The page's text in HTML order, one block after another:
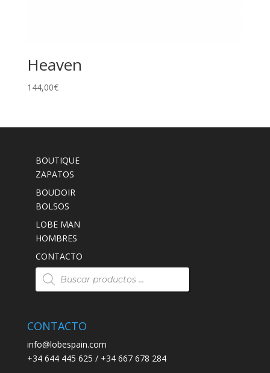
Heaven
144,00€
BOUTIQUE
ZAPATOS
BOUDOIR
BOLSOS
LOBE MAN
HOMBRES
CONTACTO
Búsqueda
de
productos
CONTACTO
info@lobespain.com
+34 644 445 625 / +34 667 678 284